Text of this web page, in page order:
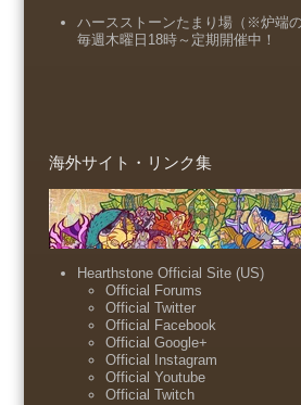
ハースストーンたまり場（※炉端の
毎週木曜日18時～定期開催中！
海外サイト・リンク集
Hearthstone Official Site (US)
Official Forums
Official Twitter
Official Facebook
Official Google+
Official Instagram
Official Youtube
Official Twitch